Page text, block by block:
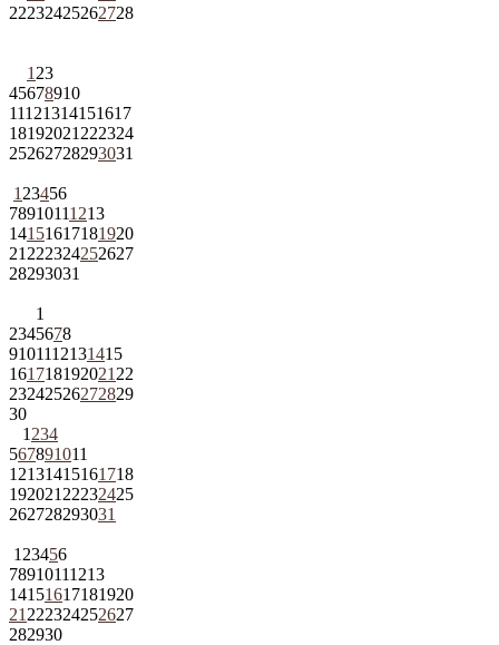
22232425262728
1 23
45678910
11121314151617
18192021 222324
25262728293031
1 23456
78910111213
14151617181920
21 222324252627
28293031
1
2345678
9101112131415
161718192021 22
23242526272829
30
1 234
567891011
12131415161718
192021 22232425
262728293031
1 23456
78910111213
14151617181920
21 222324252627
282930